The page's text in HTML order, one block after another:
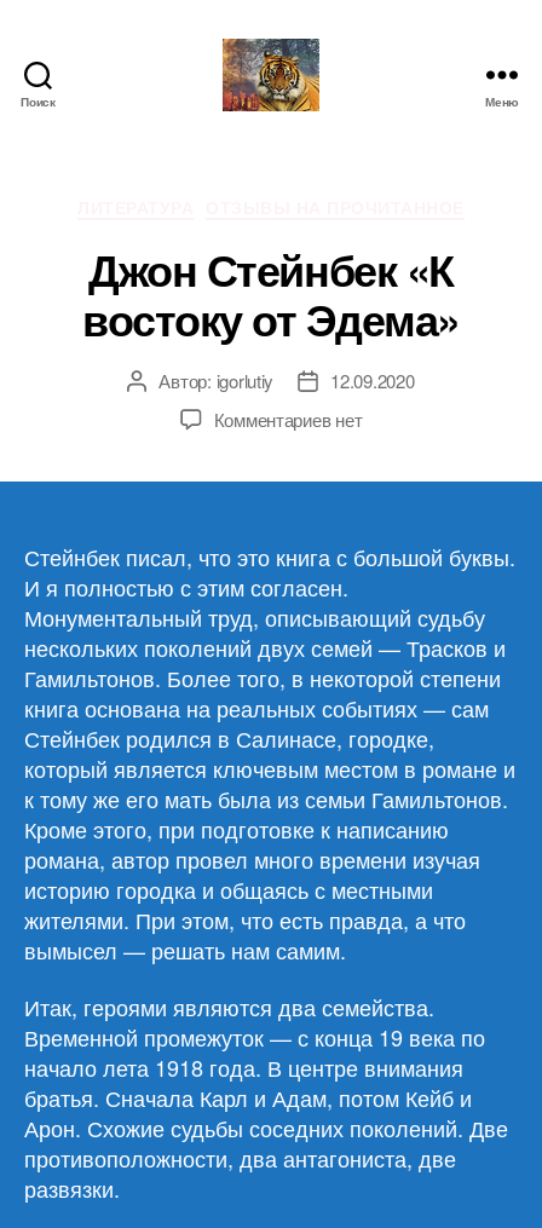
Поиск Меню
Джон Стейнбек «К
востоку от Эдема»
Автор
записи
Автор: igorlutiy
Дата12.09.2020
Комментариевк
востоку
Эдема»
нет
Стейнбек писал, что это книга с большой буквы.
И я полностью с этим согласен.
Монументальный труд, описывающий судьбу
нескольких поколений двух семей — Трасков и
Гамильтонов. Более того, в некоторой степени
книга основана на реальных событиях — сам
Стейнбек родился в Салинасе, городке,
который является ключевым местом в романе и
к тому же его мать была из семьи Гамильтонов.
Кроме этого, при подготовке к написанию
романа, автор провел много времени изучая
историю городка и общаясь с местными
жителями. При этом, что есть правда, а что
вымысел — решать нам самим.
Итак, героями являются два семейства.
Временной промежуток — с конца 19 века по
начало лета 1918 года. В центре внимания
братья. Сначала Карл и Адам, потом Кейб и
Арон. Схожие судьбы соседних поколений. Две
противоположности, два антагониста, две
развязки.